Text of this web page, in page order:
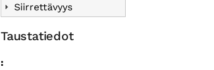
Siirrettävyys
Taustatiedot